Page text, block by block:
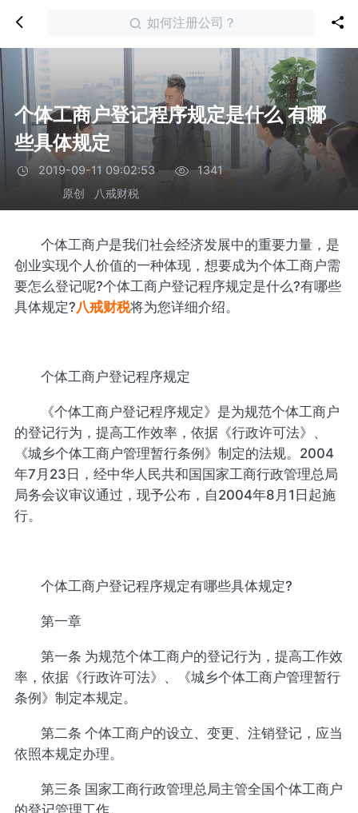
如何注册公司？
个体工商户登记程序规定是什么 有哪
些具体规定
2019-09-11 09:02:53
1341
原创
八戒财税
个体工商户是我们社会经济发展中的重要力量，是
创业实现个人价值的一种体现，想要成为个体工商户需
要怎么登记呢?个体工商户登记程序规定是什么?有哪些
具体规定?八戒财税将为您详细介绍。
个体工商户登记程序规定
《个体工商户登记程序规定》是为规范个体工商户
的登记行为，提高工作效率，依据《行政许可法》、
《城乡个体工商户管理暂行条例》制定的法规。2004
年7月23日，经中华人民共和国国家工商行政管理总局
局务会议审议通过，现予公布，自2004年8月1日起施
行。
个体工商户登记程序规定有哪些具体规定?
第一章
第一条 为规范个体工商户的登记行为，提高工作效
率，依据《行政许可法》、《城乡个体工商户管理暂行
条例》制定本规定。
第二条 个体工商户的设立、变更、注销登记，应当
依照本规定办理。
第三条 国家工商行政管理总局主管全国个体工商户
的登记管理工作。